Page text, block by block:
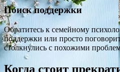
Поиск поддержки
Обратитесь к семейному
поддержки или просто
столкнулись с похожими
Когда стоит